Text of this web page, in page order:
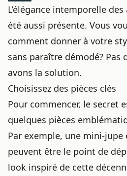
L’élégance intemporelle des
été aussi présente. Vous
comment donner à votre
sans paraître démodé? Pas
avons la solution.
Choisissez des pièces clés
Pour commencer, le secret
quelques pièces
Par exemple, une mini-jupe
peuvent être le point de
look inspiré de cette